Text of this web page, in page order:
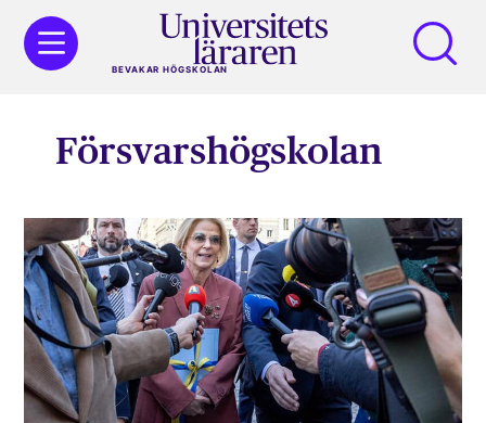
BEVAKAR HÖGSKOLAN
Försvarshögskolan